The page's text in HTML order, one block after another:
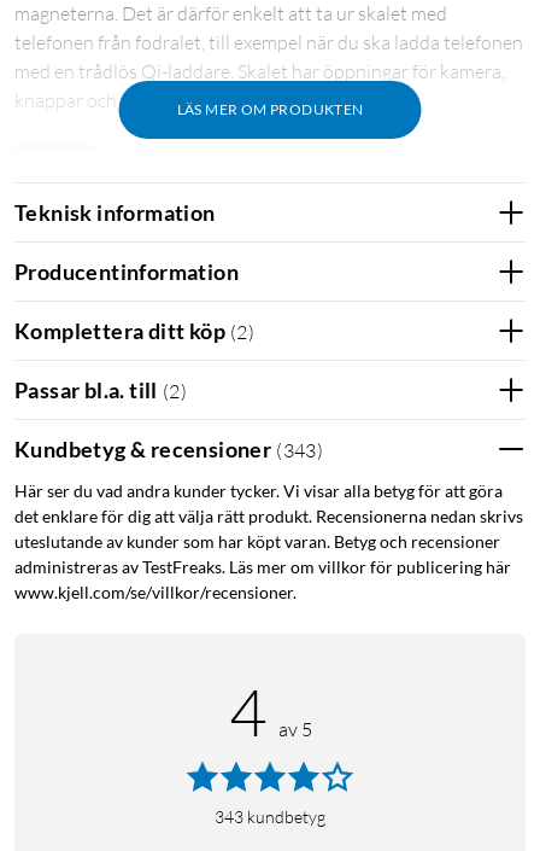
LÄS MER OM PRODUKTEN
magneterna. Det är därför enkelt att ta ur skalet med
telefonen från fodralet, till exempel när du ska ladda telefonen
med en trådlös Qi-laddare. Skalet har öppningar för kamera,
knappar och portar.
Teknisk information
Producentinformation
Komplettera ditt köp (2)
Passar bl.a. till (2)
Kundbetyg & recensioner (343)
Här ser du vad andra kunder tycker. Vi visar alla betyg för att göra
det enklare för dig att välja rätt produkt. Recensionerna nedan skrivs
uteslutande av kunder som har köpt varan. Betyg och recensioner
administreras av TestFreaks. Läs mer om villkor för publicering här
www.kjell.com/se/villkor/recensioner.
4 av 5
343 kundbetyg